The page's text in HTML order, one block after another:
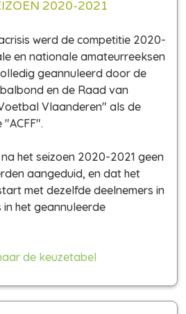
2020-2021
werd de competitie 2020-
en nationale amateurreeksen
geannuleerd door de
en de Raad van
Vlaanderen" als de
het seizoen 2020-2021 geen
aangeduid, en dat het
met dezelfde deelnemers in
het geannuleerde
de keuzetabel